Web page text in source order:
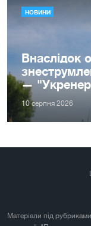
НОВИНИ
Внаслідок
—
10 серпня 2026
Матеріали під